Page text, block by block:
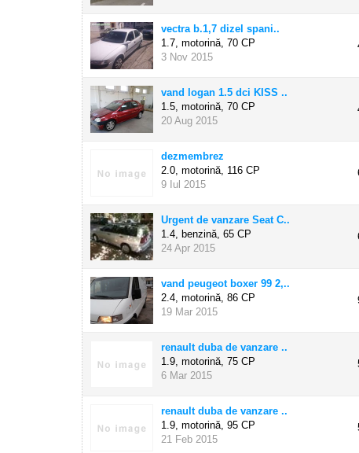
vectra b.1,7 dizel spani..
1.7, motorină, 70 CP
3 Nov 2015
vand logan 1.5 dci KISS ..
1.5, motorină, 70 CP
20 Aug 2015
dezmembrez
2.0, motorină, 116 CP
9 Iul 2015
Urgent de vanzare Seat C..
1.4, benzină, 65 CP
24 Apr 2015
vand peugeot boxer 99 2,..
2.4, motorină, 86 CP
19 Mar 2015
renault duba de vanzare ..
1.9, motorină, 75 CP
6 Mar 2015
renault duba de vanzare ..
1.9, motorină, 95 CP
21 Feb 2015